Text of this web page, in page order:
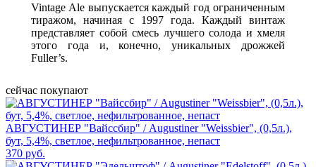
Vintage Ale выпускается каждый год ограниченным
тиражом, начиная с 1997 года. Каждый винтаж
представляет собой смесь лучшего солода и хмеля
этого года и, конечно, уникальных дрожжей
Fuller’s.
сейчас покупают
АВГУСТИНЕР "Вайссбир" / Augustiner "Weissbier", (0,5л.),
бут, 5,4%, светлое, нефильтрованное, непаст
370 руб.